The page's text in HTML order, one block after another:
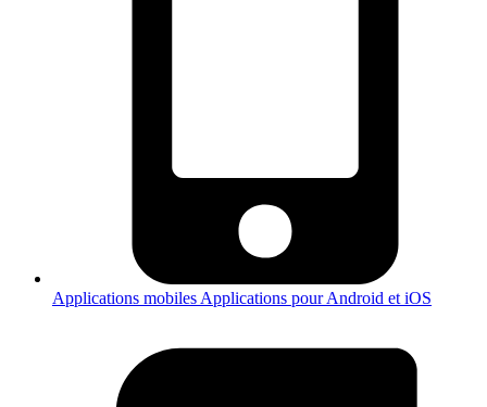
Applications mobiles Applications pour Android et iOS